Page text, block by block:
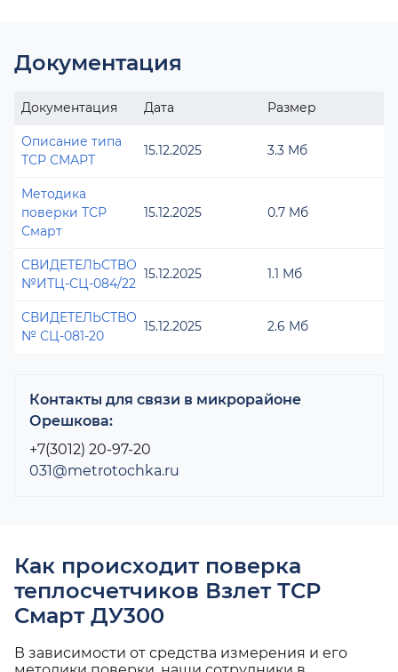
Документация
Документация Дата Размер
Описание типа
ТСР СМАРТ
15.12.2025 3.3 Мб
Методика
поверки ТСР
Смарт
15.12.2025 0.7 Мб
СВИДЕТЕЛЬСТВО
№ИТЦ-СЦ-084/22
15.12.2025 1.1 Мб
СВИДЕТЕЛЬСТВО
№ СЦ-081-20
15.12.2025 2.6 Мб
Контакты для связи в микрорайоне
Орешкова:
+7(3012) 20-97-20
031@metrotochka.ru
Как происходит поверка
теплосчетчиков Взлет ТСР
Смарт ДУ300
В зависимости от средства измерения и его